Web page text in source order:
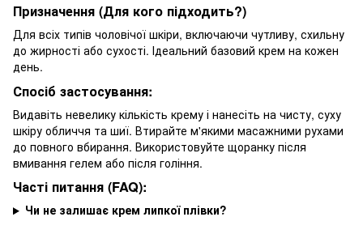
Призначення (Для кого підходить?)
Для всіх типів чоловічої шкіри, включаючи чутливу, схильну
до жирності або сухості. Ідеальний базовий крем на кожен
день.
Спосіб застосування:
Видавіть невелику кількість крему і нанесіть на чисту, суху
шкіру обличчя та шиї. Втирайте м'якими масажними рухами
до повного вбирання. Використовуйте щоранку після
вмивання гелем або після гоління.
Часті питання (FAQ):
Чи не залишає крем липкої плівки?